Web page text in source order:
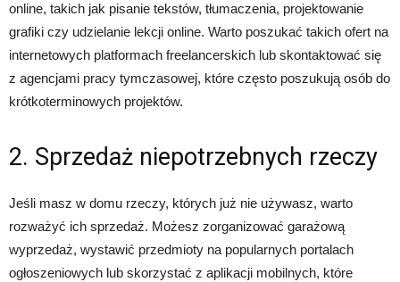
online, takich jak pisanie tekstów, tłumaczenia, projektowanie
grafiki czy udzielanie lekcji online. Warto poszukać takich ofert na
internetowych platformach freelancerskich lub skontaktować się
z agencjami pracy tymczasowej, które często poszukują osób do
krótkoterminowych projektów.
2. Sprzedaż niepotrzebnych rzeczy
Jeśli masz w domu rzeczy, których już nie używasz, warto
rozważyć ich sprzedaż. Możesz zorganizować garażową
wyprzedaż, wystawić przedmioty na popularnych portalach
ogłoszeniowych lub skorzystać z aplikacji mobilnych, które